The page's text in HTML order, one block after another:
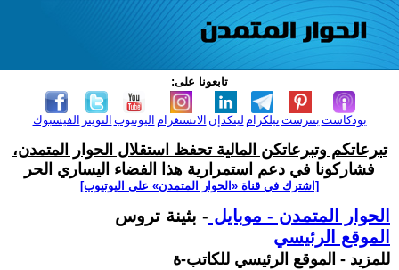
تابعونا على:
الفيسبوك التويتر اليوتيوب الانستغرام لينكدإن تيلكرامبنترست بودكاست
تبرعاتكم وتبرعاتكن المالية تحفظ استقلال الحوار المتمدن،
فشاركونا في دعم استمرارية هذا الفضاء اليساري الحر
[اشترك في قناة ‫«الحوار المتمدن» على اليوتيوب]
الحوار المتمدن - موبايل - بثينة تروس
الموقع الرئيسي
للمزيد - الموقع الرئيسي للكاتب-ة